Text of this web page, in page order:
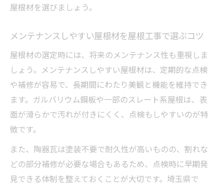
屋根材を選びましょう。
メンテナンスしやすい屋根材を屋根工事で選ぶコツ
屋根材の選定時には、将来のメンテナンス性も重視しま
しょう。メンテナンスしやすい屋根材は、定期的な点検
や補修が容易で、長期間にわたり美観と機能を維持でき
ます。ガルバリウム鋼板や一部のスレート系屋根は、表
面が滑らかで汚れが付きにくく、点検もしやすいのが特
徴です。
また、陶器瓦は塗装不要で耐久性が高いものの、割れな
どの部分補修が必要な場合もあるため、点検時に早期発
見できる体制を整えておくことが大切です。埼玉県で